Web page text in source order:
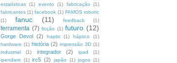
estatísticas (1) evento (1) fabricação
(1)
fabricantes (1) facebook (1) FAMOS robotic
(1)
fanuc (11) feedback (1)
ferramenta (7) ficção (1) futuro (12)
Gorge Devol (2) haptic (1) háptico
(1)
hardware (1) história (2) impressão 3D (1)
industrial
(1) integrador (2) ipad
(1)
ipendant (1) irc5 (2) japão (1) jogos (1)